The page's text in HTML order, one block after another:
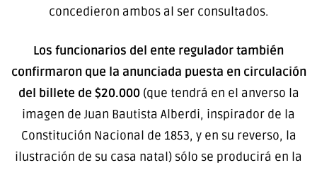
concedieron ambos al ser consultados.
Los funcionarios del ente regulador también
confirmaron que la anunciada puesta en circulación
del billete de $20.000(que tendrá en el anverso la
imagen de Juan Bautista Alberdi, inspirador de la
Constitución Nacional de 1853, y en su reverso, la
ilustración de su casa natal) sólo se producirá en la